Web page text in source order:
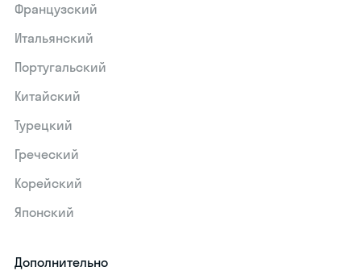
Французский
Итальянский
Португальский
Китайский
Турецкий
Греческий
Корейский
Японский
Дополнительно